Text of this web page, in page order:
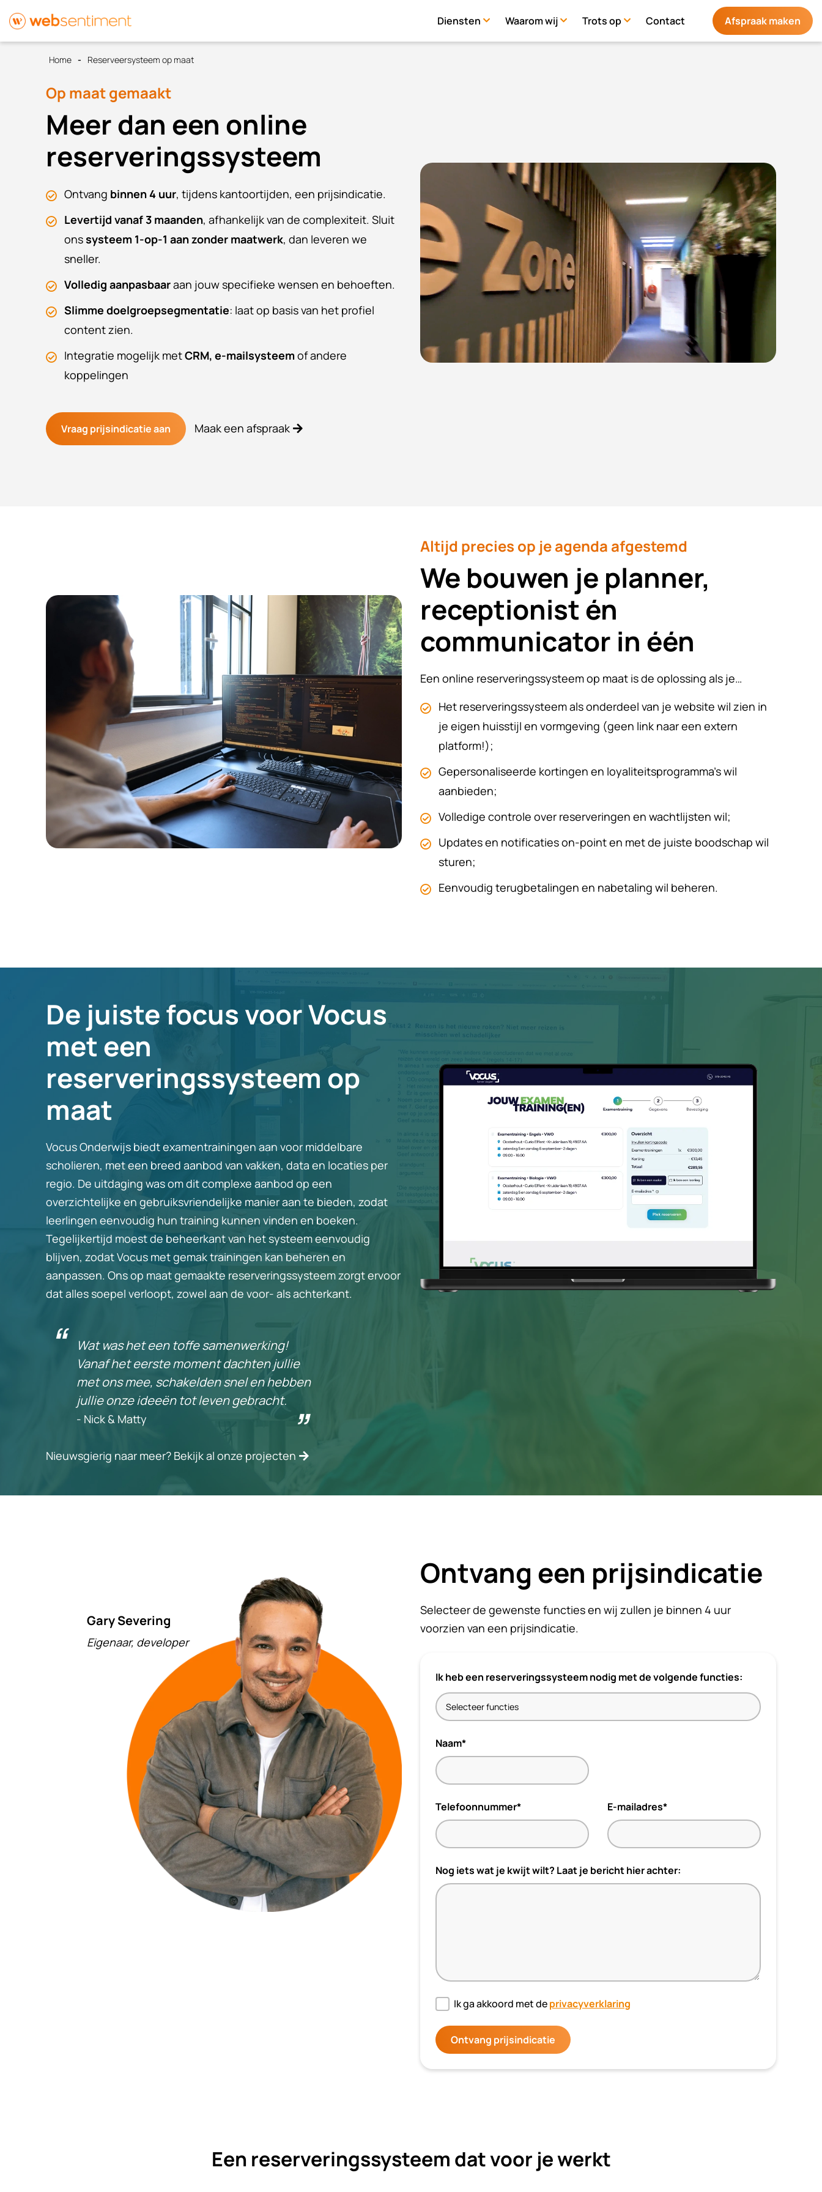
Diensten Waarom wij Trots op Contact Afspraak maken
Home Reserveersysteem op maat
Op maat gemaakt
Meer dan een online
reserveringssysteem
Ontvang binnen 4 uur, tijdens kantoortijden, een prijsindicatie.
Levertijd vanaf 3 maanden, afhankelijk van de complexiteit. Sluit
onssysteem 1-op-1 aan zonder maatwerk, dan leveren we
sneller.
Volledig aanpasbaaraan jouw specifieke wensen en behoeften.
Slimme doelgroepsegmentatie: laat op basis van het profiel
content zien.
Integratie mogelijk metCRM, e-mailsysteemof andere
koppelingen
Vraag prijsindicatie aan Maak een afspraak
Altijd precies op je agenda afgestemd
We bouwen je planner,
receptionist én
communicator in één
Een online reserveringssysteem op maat is de oplossing als je…
Het reserveringssysteem als onderdeel van je website wil zien in
je eigen huisstijl en vormgeving (geen link naar een extern
platform!);
Gepersonaliseerde kortingen en loyaliteitsprogramma’s wil
aanbieden;
Volledige controle over reserveringen en wachtlijsten wil;
Updates en notificaties on-point en met de juiste boodschap wil
sturen;
Eenvoudig terugbetalingen en nabetaling wil beheren.
De juiste focus voor Vocus
met een
reserveringssysteem op
maat
Vocus Onderwijs biedt examentrainingen aan voor middelbare
scholieren, met een breed aanbod van vakken, data en locaties per
regio. De uitdaging was om dit complexe aanbod op een
overzichtelijke en gebruiksvriendelijke manier aan te bieden, zodat
leerlingen eenvoudig hun training kunnen vinden en boeken.
Tegelijkertijd moest de beheerkant van het systeem eenvoudig
blijven, zodat Vocus met gemak trainingen kan beheren en
aanpassen. Ons op maat gemaakte reserveringssysteem zorgt ervoor
dat alles soepel verloopt, zowel aan de voor- als achterkant.
Wat was het een toffe samenwerking!
Vanaf het eerste moment dachten jullie
met ons mee, schakelden snel en hebben
jullie onze ideeën tot leven gebracht.
- Nick & Matty
Nieuwsgierig naar meer? Bekijk al onze projecten
Gary Severing
Eigenaar, developer
Ontvang een prijsindicatie
Selecteer de gewenste functies en wij zullen je binnen 4 uur
voorzien van een prijsindicatie.
Ik heb een reserveringssysteem nodig met de volgende functies:
Naam*
Telefoonnummer* E-mailadres*
Nog iets wat je kwijt wilt? Laat je bericht hier achter:
Ik ga akkoord met deprivacyverklaring
Ontvang prijsindicatie
Een reserveringssysteem dat voor je werkt